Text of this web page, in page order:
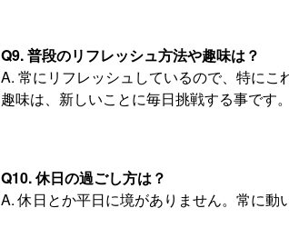
Q9. 普段のリフレッシュ方法や趣味は？
A. 常にリフレッシュしているので、特にこ
趣味は、新しいことに毎日挑戦する事です。
Q10. 休日の過ごし方は？
A. 休日とか平日に境がありません。常に動